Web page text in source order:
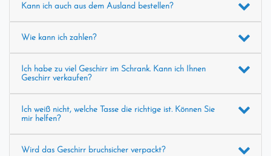
Kann ich auch aus dem Ausland bestellen?
Wie kann ich zahlen?
Ich habe zu viel Geschirr im Schrank. Kann ich Ihnen
Geschirr verkaufen?
Ich weiß nicht, welche Tasse die richtige ist. Können Sie
mir helfen?
Wird das Geschirr bruchsicher verpackt?